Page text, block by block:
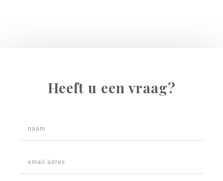
Heeft u een vraag?